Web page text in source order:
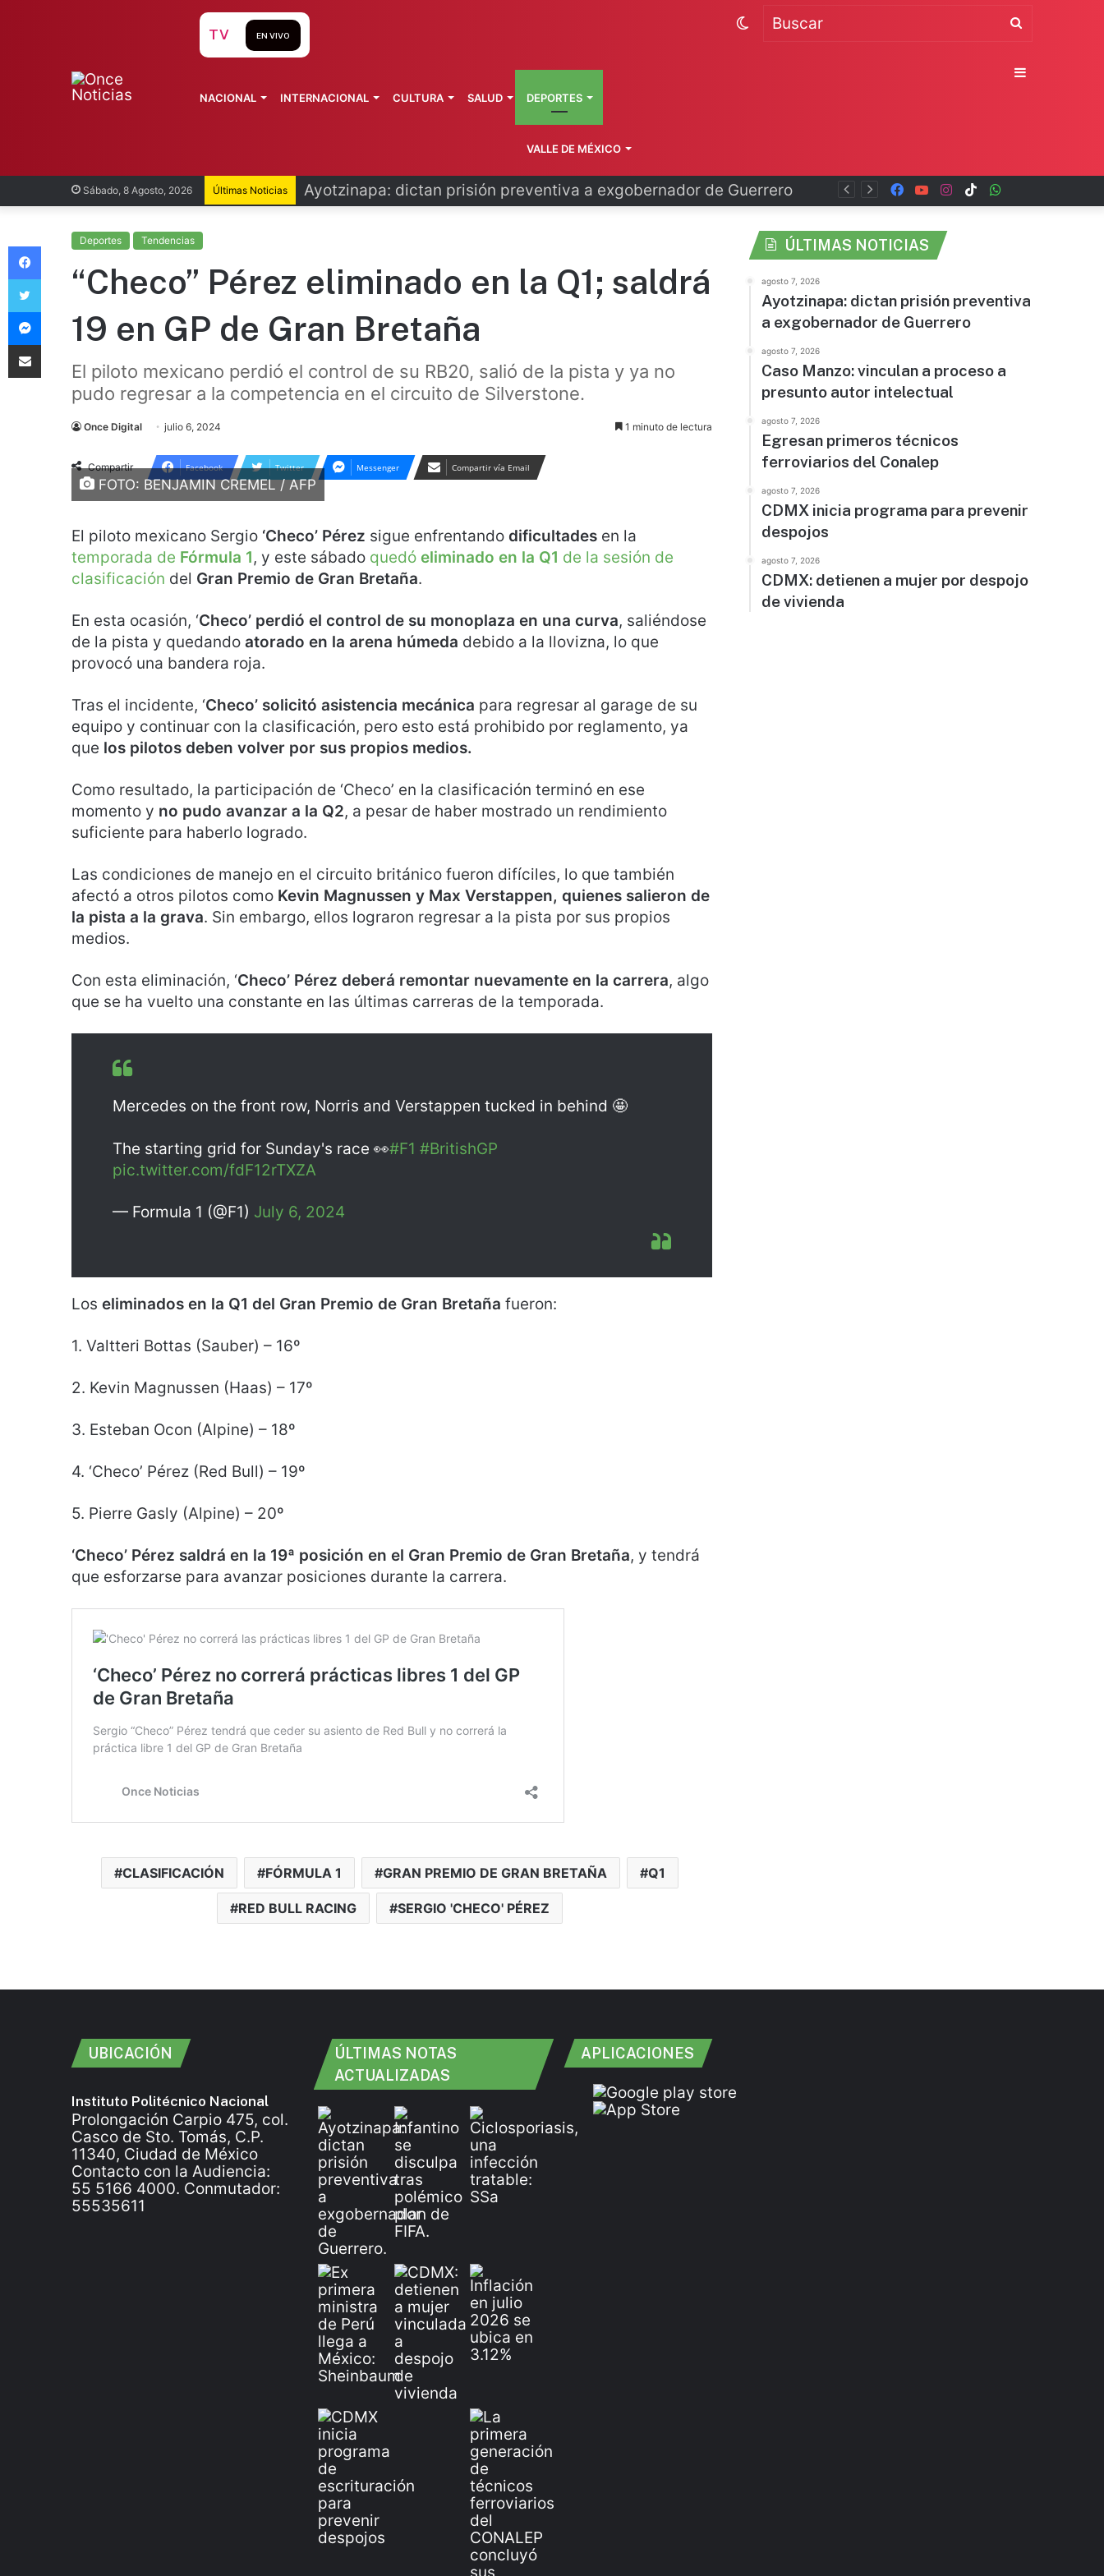
Sábado, 8 Agosto, 2026 Últimas Noticias Infantino se disculpa tras polémico plan de FIFA TikTok
Instagram
YouTube
Facebook
TV EN VIVO
NACIONAL INTERNACIONAL CULTURA SALUD DEPORTES
VALLE DE MÉXICO
Buscar
Switch
Sidebar
Deportes Tendencias
“Checo” Pérez eliminado en la Q1; saldrá
19 en GP de Gran Bretaña
El piloto mexicano perdió el control de su RB20, salió de la pista y ya no
pudo regresar a la competencia en el circuito de Silverstone.
Once Digital julio 6, 2024 1 minuto de lectura
Compartir Facebook Twitter Messenger Compartir vía Email
FOTO: BENJAMIN CREMEL / AFP
El piloto mexicano Sergio ‘Checo’ Pérez sigue enfrentando dificultades en la
temporada de Fórmula 1, y este sábado quedó eliminado en la Q1 de la sesión de
clasificación del Gran Premio de Gran Bretaña.
En esta ocasión, ‘Checo’ perdió el control de su monoplaza en una curva, saliéndose
de la pista y quedando atorado en la arena húmeda debido a la llovizna, lo que
provocó una bandera roja.
Tras el incidente, ‘Checo’ solicitó asistencia mecánica para regresar al garage de su
equipo y continuar con la clasificación, pero esto está prohibido por reglamento, ya
que los pilotos deben volver por sus propios medios.
Como resultado, la participación de ‘Checo’ en la clasificación terminó en ese
momento y no pudo avanzar a la Q2, a pesar de haber mostrado un rendimiento
suficiente para haberlo logrado.
Las condiciones de manejo en el circuito británico fueron difíciles, lo que también
afectó a otros pilotos como Kevin Magnussen y Max Verstappen, quienes salieron de
la pista a la grava. Sin embargo, ellos lograron regresar a la pista por sus propios
medios.
Con esta eliminación, ‘Checo’ Pérez deberá remontar nuevamente en la carrera, algo
que se ha vuelto una constante en las últimas carreras de la temporada.
Mercedes on the front row, Norris and Verstappen tucked in behind 🤩
The starting grid for Sunday's race 👀#F1 #BritishGP
pic.twitter.com/fdF12rTXZA
— Formula 1 (@F1) July 6, 2024
Los eliminados en la Q1 del Gran Premio de Gran Bretaña fueron:
1. Valtteri Bottas (Sauber) – 16º
2. Kevin Magnussen (Haas) – 17º
3. Esteban Ocon (Alpine) – 18º
4. ‘Checo’ Pérez (Red Bull) – 19º
5. Pierre Gasly (Alpine) – 20º
‘Checo’ Pérez saldrá en la 19ª posición en el Gran Premio de Gran Bretaña, y tendrá
que esforzarse para avanzar posiciones durante la carrera.
CLASIFICACIÓN FÓRMULA 1 GRAN PREMIO DE GRAN BRETAÑA Q1
RED BULL RACING SERGIO 'CHECO' PÉREZ
ÚLTIMAS NOTICIAS
agosto 7, 2026
Ayotzinapa: dictan prisión preventiva
a exgobernador de Guerrero
agosto 7, 2026
Caso Manzo: vinculan a proceso a
presunto autor intelectual
agosto 7, 2026
Egresan primeros técnicos
ferroviarios del Conalep
agosto 7, 2026
CDMX inicia programa para prevenir
despojos
agosto 7, 2026
CDMX: detienen a mujer por despojo
de vivienda
UBICACIÓN
Instituto Politécnico Nacional
Prolongación Carpio 475, col.
Casco de Sto. Tomás, C.P.
11340, Ciudad de México
Contacto con la Audiencia:
55 5166 4000. Conmutador:
55535611
ÚLTIMAS NOTAS
ACTUALIZADAS
APLICACIONES
Facebook
Twitter
Messenger
Compartir vía Email